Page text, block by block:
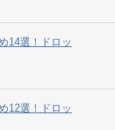
14選！ドロッ
12選！ドロッ